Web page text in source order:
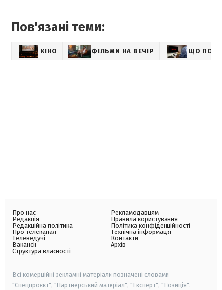
Пов'язані теми:
КІНО ФІЛЬМИ НА ВЕЧІР ЩО
Про нас
Редакція
Редакційна політика
Про телеканал
Телеведучі
Вакансії
Структура власності
Рекламодавцям
Правила користування
Політика конфіденційності
Технічна інформація
Контакти
Архів
Всі комерційні рекламні матеріали позначені словами
"Спецпроєкт", "Партнерський матеріал", "Експерт", "Позиція".